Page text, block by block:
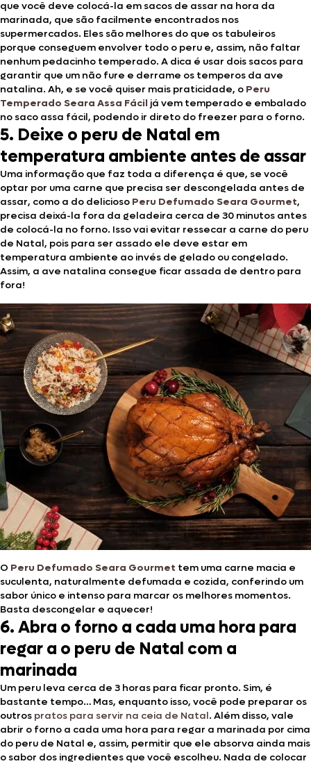
que você deve colocá-la em sacos de assar na hora da
marinada, que são facilmente encontrados nos
supermercados. Eles são melhores do que os tabuleiros
porque conseguem envolver todo o peru e, assim, não faltar
nenhum pedacinho temperado. A dica é usar dois sacos para
garantir que um não fure e derrame os temperos da ave
natalina. Ah, e se você quiser mais praticidade, o Peru
Temperado Seara Assa Fácil já vem temperado e embalado
no saco assa fácil, podendo ir direto do freezer para o forno.
5. Deixe o peru de Natal em
temperatura ambiente antes de assar
Uma informação que faz toda a diferença é que, se você
optar por uma carne que precisa ser descongelada antes de
assar, como a do delicioso Peru Defumado Seara Gourmet,
precisa deixá-la fora da geladeira cerca de 30 minutos antes
de colocá-la no forno. Isso vai evitar ressecar a carne do peru
de Natal, pois para ser assado ele deve estar em
temperatura ambiente ao invés de gelado ou congelado.
Assim, a ave natalina consegue ficar assada de dentro para
fora!
O Peru Defumado Seara Gourmet tem uma carne macia e
suculenta, naturalmente defumada e cozida, conferindo um
sabor único e intenso para marcar os melhores momentos.
Basta descongelar e aquecer!
6. Abra o forno a cada uma hora para
regar a o peru de Natal com a
marinada
Um peru leva cerca de 3 horas para ficar pronto. Sim, é
bastante tempo… Mas, enquanto isso, você pode preparar os
outros pratos para servir na ceia de Natal. Além disso, vale
abrir o forno a cada uma hora para regar a marinada por cima
do peru de Natal e, assim, permitir que ele absorva ainda mais
o sabor dos ingredientes que você escolheu. Nada de colocar